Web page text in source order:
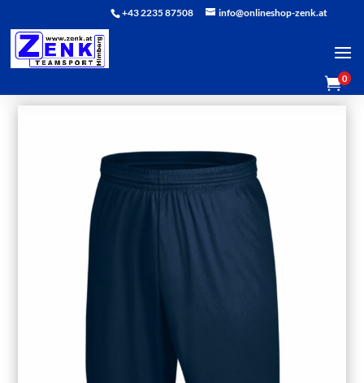
+43 2235 87508 info@onlineshop-zenk.at
0